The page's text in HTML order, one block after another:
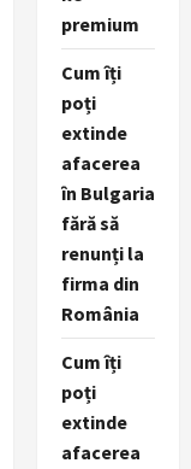
premium
Cum îți
poți
extinde
afacerea
în Bulgaria
fără să
renunți la
firma din
România
Cum îți
poți
extinde
afacerea